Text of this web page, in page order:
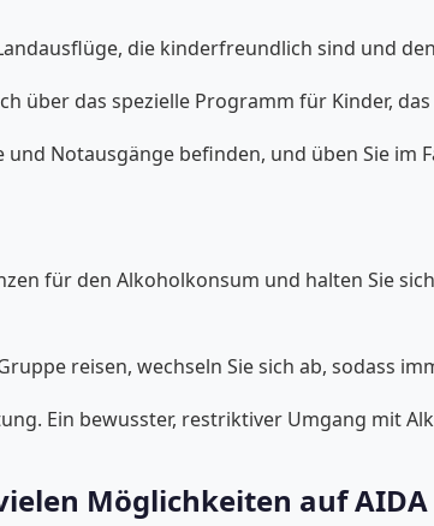
die kinderfreundlich sind und
über das spezielle Programm für Kinder,
Notausgänge befinden, und üben Sie im
für den Alkoholkonsum und halten Sie
reisen, wechseln Sie sich ab, sodass
Ein bewusster, restriktiver Umgang mit
Möglichkeiten auf AIDA